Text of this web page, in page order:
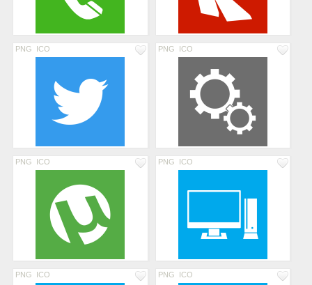
PNG ICO PNG ICO
PNG ICO PNG ICO
PNG ICO PNG ICO